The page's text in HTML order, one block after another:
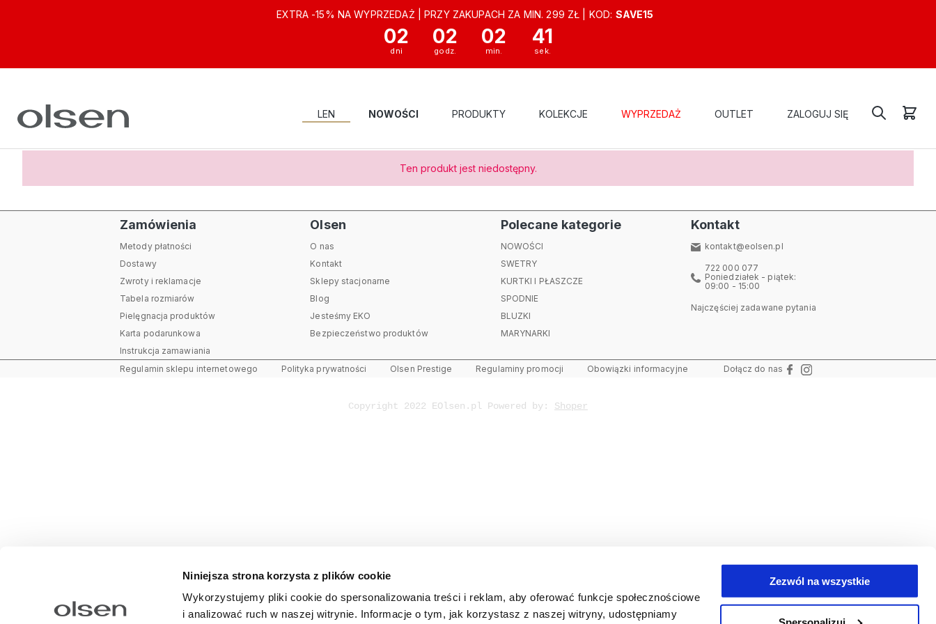
Niniejsza strona korzysta z plików cookie
Wykorzystujemy pliki cookie do spersonalizowania treści i reklam, aby oferować funkcje społecznościowe
i analizować ruch w naszej witrynie. Informacje o tym, jak korzystasz z naszej witryny, udostępniamy
Zezwól na wszystkie
EXTRA -15% NA WYPRZEDAŻ | PRZY ZAKUPACH ZA MIN. 299 ZŁ | KOD: SAVE15
02 02 02 41
LEN NOWOŚCI PRODUKTY KOLEKCJE WYPRZEDAŻ OUTLET ZALOGUJ SIĘ
Ten produkt jest niedostępny.
Zamówienia
Metody płatności
Dostawy
Zwroty i reklamacje
Tabela rozmiarów
Pielęgnacja produktów
Karta podarunkowa
Instrukcja zamawiania
Olsen
O nas
Kontakt
Sklepy stacjonarne
Blog
Jesteśmy EKO
Bezpieczeństwo produktów
Polecane kategorie
NOWOŚCI
SWETRY
KURTKI I PŁASZCZE
SPODNIE
BLUZKI
MARYNARKI
Kontakt
kontakt@eolsen.pl
722 000 077
Poniedziałek - piątek:
09:00 - 15:00
Najczęściej zadawane pytania
Regulamin sklepu internetowego Polityka prywatności Olsen Prestige Regulaminy promocji Obowiązki informacyjne Dołącz do nas
Copyright 2022 EOlsen.pl Powered by: Shoper